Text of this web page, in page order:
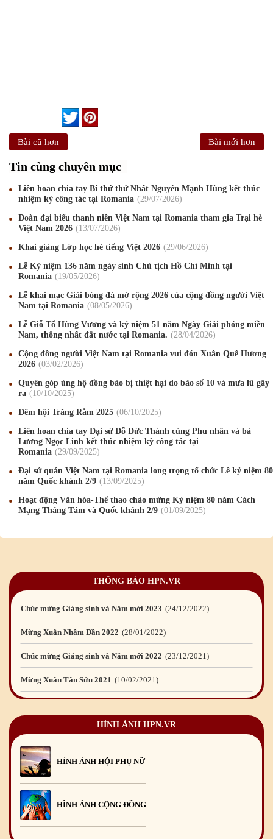
Bài cũ hơn Bài mới hơn
Tin cùng chuyên mục
Liên hoan chia tay Bí thứ thứ Nhất Nguyễn Mạnh Hùng kết thúc
nhiệm kỳ công tác tại Romania
29/07/2026
Đoàn đại biểu thanh niên Việt Nam tại Romania tham gia Trại hè
Việt Nam 2026
13/07/2026
Khai giảng Lớp học hè tiếng Việt 2026 29/06/2026
Lễ Kỷ niệm 136 năm ngày sinh Chủ tịch Hồ Chí Minh tại
Romania
19/05/2026
Lễ khai mạc Giải bóng đá mở rộng 2026 của cộng đồng người Việt
Nam tại Romania
08/05/2026
Lễ Giỗ Tổ Hùng Vương và kỷ niệm 51 năm Ngày Giải phóng miền
Nam, thống nhất đất nước tại Romania.
28/04/2026
Cộng đồng người Việt Nam tại Romania vui đón Xuân Quê Hương
2026
03/02/2026
Quyên góp ủng hộ đồng bào bị thiệt hại do bão số 10 và mưa lũ gây
ra
10/10/2025
Đêm hội Trăng Rằm 2025 06/10/2025
Liên hoan chia tay Đại sứ Đỗ Đức Thành cùng Phu nhân và bà
Lương Ngọc Linh kết thúc nhiệm kỳ công tác tại
Romania
29/09/2025
Đại sứ quán Việt Nam tại Romania long trọng tổ chức Lễ kỷ niệm 80
năm Quốc khánh 2/9
13/09/2025
Hoạt động Văn hóa-Thể thao chào mừng Kỷ niệm 80 năm Cách
Mạng Tháng Tám và Quốc khánh 2/9
01/09/2025
THÔNG BÁO HPN.VR
Mừng Xuân Canh Tý 2020 /01/2020
Mừng Xuân Kỷ Hợi 2019
Mừng Xuân Bính Ngọ 2026 15/02/2026
Chúc mừng Giáng sinh và Năm mới 2026 24/12/2025
Mừng Xuân Giáp Thìn 2024 09/02/2024
Chúc mừng Giáng sinh và Năm mới 2024 21/12/2023
Chúc mừng Giáng sinh và Năm mới 2023 24/12
Mừng Xuân Nhâm Dần 2022 28/01 /2022
Chúc mừng Giáng sinh và Năm mới 2022
Mừng Xuân Tân Sửu 2021 10/02/2021
Chúc mừng Giáng sinh và Năm mới 2021
Chúc mừng Giáng sinh và Năm mới 2020 24/12
Mừng Xuân Kỷ Hợi 2019
Chúc mừng Giáng sinh và Năm mới 2019
Mừng Xuân Bính Ngọ 2026 15/02/2026
Chúc mừng Giáng sinh và Năm mới 2026
HÌNH ẢNH HPN.VR
HÌNH ẢNH HỘI PHỤ NỮ
HÌNH ẢNH CỘNG ĐỒNG